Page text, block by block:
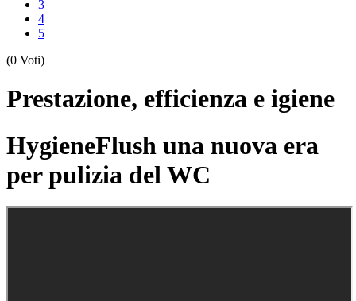
3
4
5
(0 Voti)
Prestazione, efficienza e igiene
HygieneFlush una nuova era
per pulizia del WC